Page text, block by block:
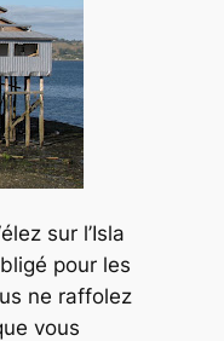
sur l’Isla
pour les
ne raffolez
vous